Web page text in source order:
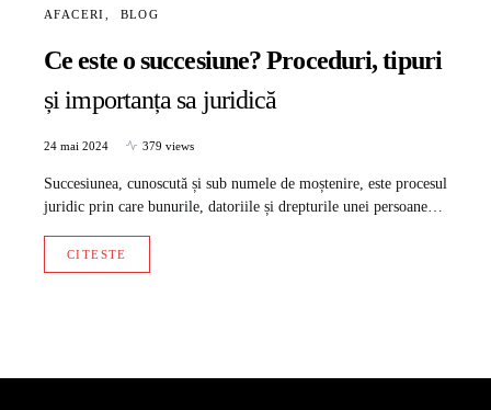
AFACERI BLOG
Ce este o succesiune? Proceduri, tipuri
și importanța sa juridică
24 mai 2024 379 views
Succesiunea, cunoscută și sub numele de moștenire, este procesul
juridic prin care bunurile, datoriile și drepturile unei persoane…
CITESTE